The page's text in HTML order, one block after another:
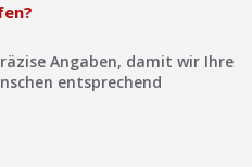
Angaben, damit wir Ihre
entsprechend